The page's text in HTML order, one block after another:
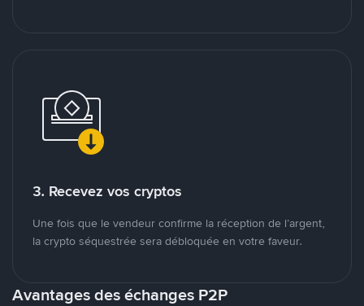
3. Recevez vos cryptos
Une fois que le vendeur confirme la réception de l’argent,
la crypto séquestrée sera débloquée en votre faveur.
Avantages des échanges P2P